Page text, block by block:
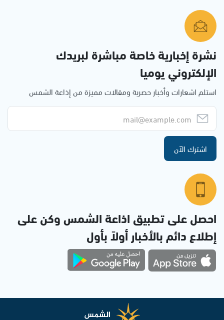
نشرة إخبارية خاصة مباشرة لبريدك
الإلكتروني يوميا
استلم اشعارات وأخبار حصرية ومقالات مميزة من إذاعة الشمس
اشترك الآن
احصل على تطبيق اذاعة الشمس وكن على
إطلاع دائم بالأخبار أولاً بأول